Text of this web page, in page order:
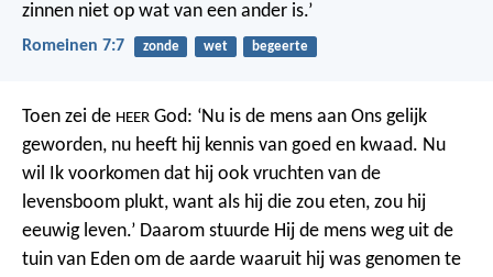
zinnen niet op wat van een ander is.’
Romeinen 7:7 zonde wet begeerte
Toen zei de HEER God: ‘Nu is de mens aan Ons gelijk
geworden, nu heeft hij kennis van goed en kwaad. Nu
wil Ik voorkomen dat hij ook vruchten van de
levensboom plukt, want als hij die zou eten, zou hij
eeuwig leven.’ Daarom stuurde Hij de mens weg uit de
tuin van Eden om de aarde waaruit hij was genomen te